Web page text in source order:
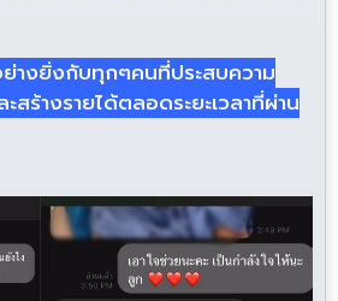
างยิ่งกับทุกๆคนที่ประสบความ
ะสร้างรายได้ตลอดระยะเวลาที่ผ่าน